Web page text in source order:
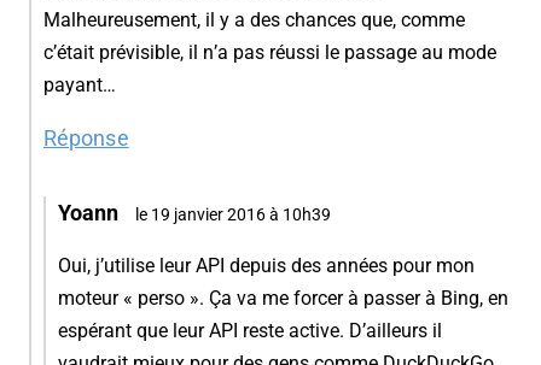
Malheureusement, il y a des chances que, comme
c’était prévisible, il n’a pas réussi le passage au mode
payant…
Réponse
Yoann le 19 janvier 2016 à 10h39
Oui, j’utilise leur API depuis des années pour mon
moteur « perso ». Ça va me forcer à passer à Bing, en
espérant que leur API reste active. D’ailleurs il